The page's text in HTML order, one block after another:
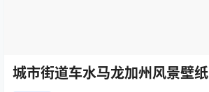
城市街道车水马龙加州风景壁纸